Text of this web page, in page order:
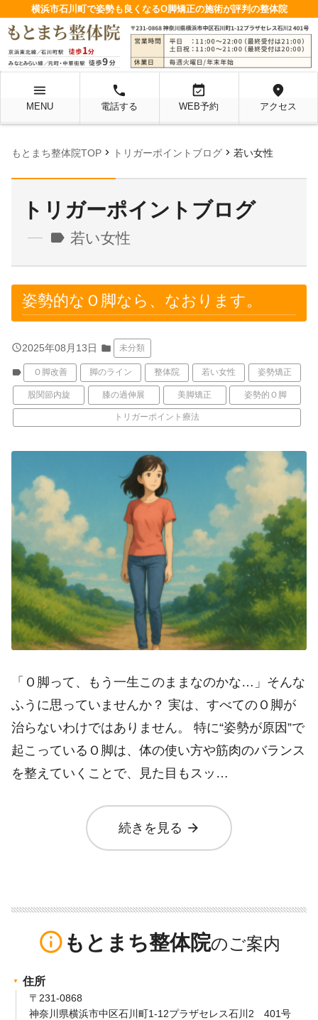
横浜市石川町で姿勢も良くなるO脚矯正の施術が評判の整体院
menu
MENU
local_phone
電話する
event_available
WEB予約
location_on
アクセス
もとまち整体院TOP chevron_right トリガーポイントブログ chevron_right 若い女性
トリガーポイントブログ
label 若い女性
姿勢的なＯ脚なら、なおります。
query_builder2025年08月13日 folder 未分類
label Ｏ脚改善 脚のライン 整体院 若い女性 姿勢矯正
股関節内旋 膝の過伸展 美脚矯正 姿勢的Ｏ脚
トリガーポイント療法
「Ｏ脚って、もう一生このままなのかな…」そんな
ふうに思っていませんか？ 実は、すべてのＯ脚が
治らないわけではありません。 特に“姿勢が原因”で
起こっているＯ脚は、体の使い方や筋肉のバランス
を整えていくことで、見た目もスッ…
続きを見る arrow_forward
info_outline もとまち整体院
住所
〒231-0868
神奈川県横浜市中区石川町1-12プラザセレス石川2 401号